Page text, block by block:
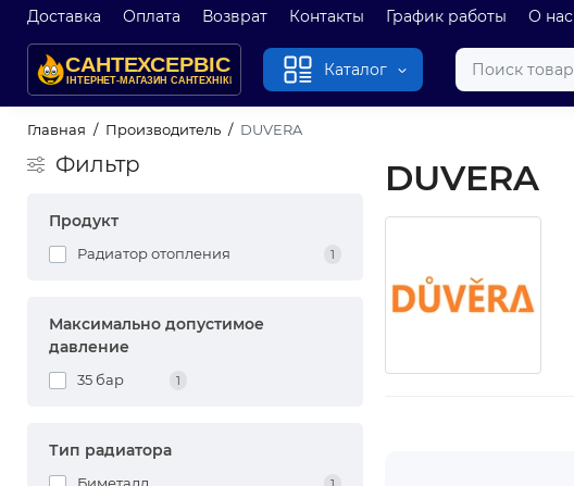
Доставка Оплата Возврат Контакты График работы О нас
Каталог
Главная Производитель DUVERA
Фильтр
Продукт
Радиатор отопления 1
Максимально допустимое
давление
35 бар 1
Тип радиатора
DUVERA